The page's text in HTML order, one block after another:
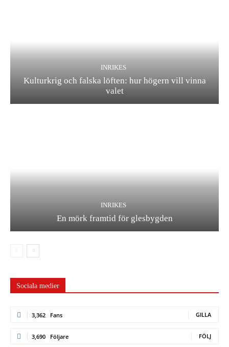
INRIKES
Kulturkrig och falska löften: hur högern vill vinna
valet
INRIKES
En mörk framtid för glesbygden
Sociala medier
3,362 Fans GILLA
3,690 Följare FÖLJ